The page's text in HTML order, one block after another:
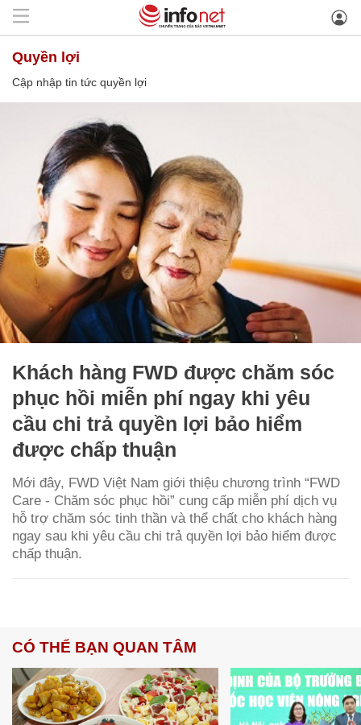
quyền lợi
Cập nhập tin tức quyền lợi
Khách hàng FWD được chăm sóc
phục hồi miễn phí ngay khi yêu
cầu chi trả quyền lợi bảo hiểm
được chấp thuận
Mới đây, FWD Việt Nam giới thiệu chương trình “FWD
Care - Chăm sóc phục hồi” cung cấp miễn phí dịch vụ
hỗ trợ chăm sóc tinh thần và thể chất cho khách hàng
ngay sau khi yêu cầu chi trả quyền lợi bảo hiểm được
chấp thuận.
CÓ THỂ BẠN QUAN TÂM